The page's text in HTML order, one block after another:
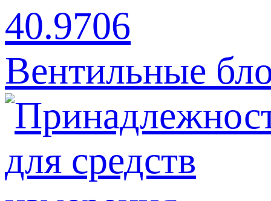
Вентильные